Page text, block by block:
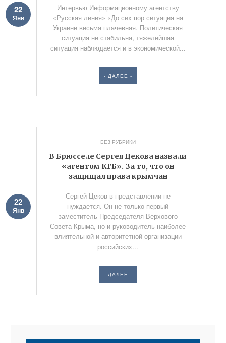
22
Янв
Интервью Информационному агентству
«Русская линия» «До сих пор ситуация на
Украине весьма плачевная. Политическая
ситуация не стабильна, тяжелейшая
ситуация наблюдается и в экономической...
- ДАЛЕЕ -
БЕЗ РУБРИКИ
В Брюсселе Сергея Цекова назвали
«агентом КГБ». За то, что он
защищал права крымчан
22
Янв
Сергей Цеков в представлении не
нуждается. Он не только первый
заместитель Председателя Верхового
Совета Крыма, но и руководитель наиболее
влиятельной и авторитетной организации
российских...
- ДАЛЕЕ -